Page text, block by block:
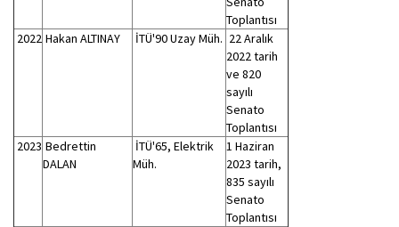
Toplantısı
2022 Hakan ALTINAY İTÜ'90 Uzay Müh. 22 Aralık
2022 tarih
ve 820
sayılı
Senato
Toplantısı
2023 Bedrettin
DALAN
İTÜ'65, Elektrik
Müh.
1 Haziran
2023 tarih,
835 sayılı
Senato
Toplantısı